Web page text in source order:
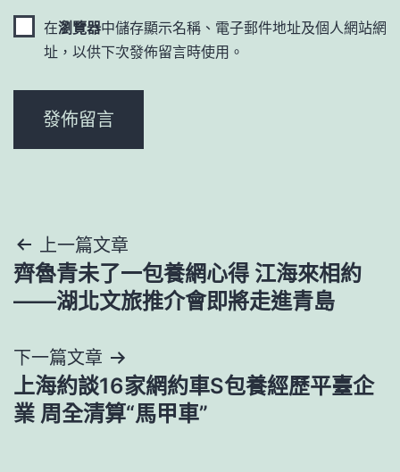
在瀏覽器中儲存顯示名稱、電子郵件地址及個人網站網
址，以供下次發佈留言時使用。
文
章
覽
上一篇文章
齊魯青未了一包養網心得 江海來相約
——湖北文旅推介會即將走進青島
下一篇文章
上海約談16家網約車S包養經歷平臺企
業 周全清算“馬甲車”